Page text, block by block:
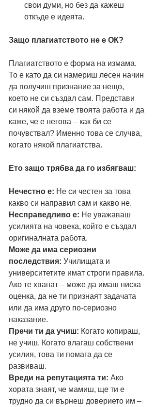
свои думи, но без да кажеш
откъде е идеята.
Защо плагиатството не е ОК?
Плагиатството е форма на измама.
То е като да си намериш лесен начин
да получиш признание за нещо,
което не си създал сам. Представи
си някой да вземе твоята работа и да
каже, че е негова – как би се
почувствал? Именно това се случва,
когато някой плагиатства.
Ето защо трябва да го избягваш:
Нечестно е: Не си честен за това
какво си направил сам и какво не.
Несправедливо е: Не уважаваш
усилията на човека, който е създал
оригиналната работа.
Може да има сериозни
последствия: Училищата и
университетите имат строги правила.
Ако те хванат – може да имаш ниска
оценка, да не ти признаят задачата
или да има друго по-сериозно
наказание.
Пречи ти да учиш: Когато копираш,
не учиш. Когато влагаш собствени
усилия, това ти помага да се
развиваш.
Вреди на репутацията ти: Ако
хората знаят, че мамиш, ще ти е
трудно да си върнеш доверието им –